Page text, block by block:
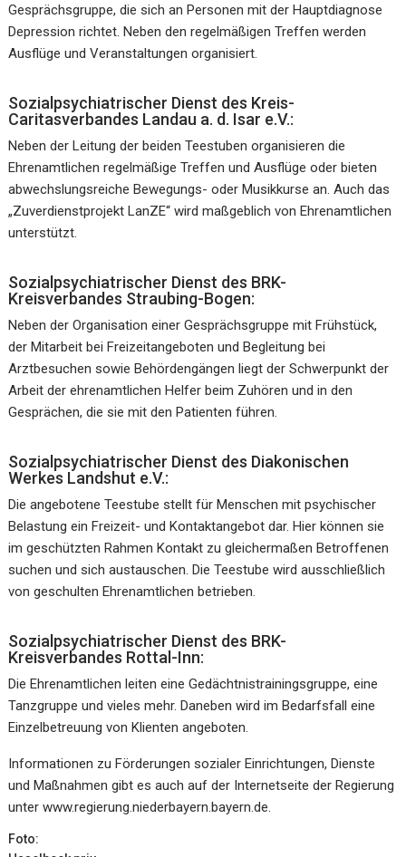
Gesprächsgruppe, die sich an Personen mit der Hauptdiagnose
Depression richtet. Neben den regelmäßigen Treffen werden
Ausflüge und Veranstaltungen organisiert.
Sozialpsychiatrischer Dienst des Kreis-
Caritasverbandes Landau a. d. Isar e.V.:
Neben der Leitung der beiden Teestuben organisieren die
Ehrenamtlichen regelmäßige Treffen und Ausflüge oder bieten
abwechslungsreiche Bewegungs- oder Musikkurse an. Auch das
„Zuverdienstprojekt LanZE“ wird maßgeblich von Ehrenamtlichen
unterstützt.
Sozialpsychiatrischer Dienst des BRK-
Kreisverbandes Straubing-Bogen:
Neben der Organisation einer Gesprächsgruppe mit Frühstück,
der Mitarbeit bei Freizeitangeboten und Begleitung bei
Arztbesuchen sowie Behördengängen liegt der Schwerpunkt der
Arbeit der ehrenamtlichen Helfer beim Zuhören und in den
Gesprächen, die sie mit den Patienten führen.
Sozialpsychiatrischer Dienst des Diakonischen
Werkes Landshut e.V.:
Die angebotene Teestube stellt für Menschen mit psychischer
Belastung ein Freizeit- und Kontaktangebot dar. Hier können sie
im geschützten Rahmen Kontakt zu gleichermaßen Betroffenen
suchen und sich austauschen. Die Teestube wird ausschließlich
von geschulten Ehrenamtlichen betrieben.
Sozialpsychiatrischer Dienst des BRK-
Kreisverbandes Rottal-Inn:
Die Ehrenamtlichen leiten eine Gedächtnistrainingsgruppe, eine
Tanzgruppe und vieles mehr. Daneben wird im Bedarfsfall eine
Einzelbetreuung von Klienten angeboten.
Informationen zu Förderungen sozialer Einrichtungen, Dienste
und Maßnahmen gibt es auch auf der Internetseite der Regierung
unter www.regierung.niederbayern.bayern.de.
Foto: